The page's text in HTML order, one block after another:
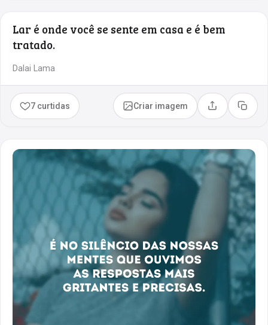
Lar é onde você se sente em casa e é bem
tratado.
Dalai Lama
7 curtidas Criar imagem Compartilhar
Copiar